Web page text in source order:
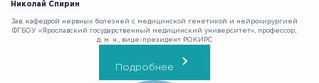
Николай Спирин
Зав. кафедрой нервных болезней c медицинской генетикой и нейрохирургией
ФГБОУ «Ярославский государственный медицинский университет», профессор,
д. м. н., вице-президент РОКИРС
Подробнее